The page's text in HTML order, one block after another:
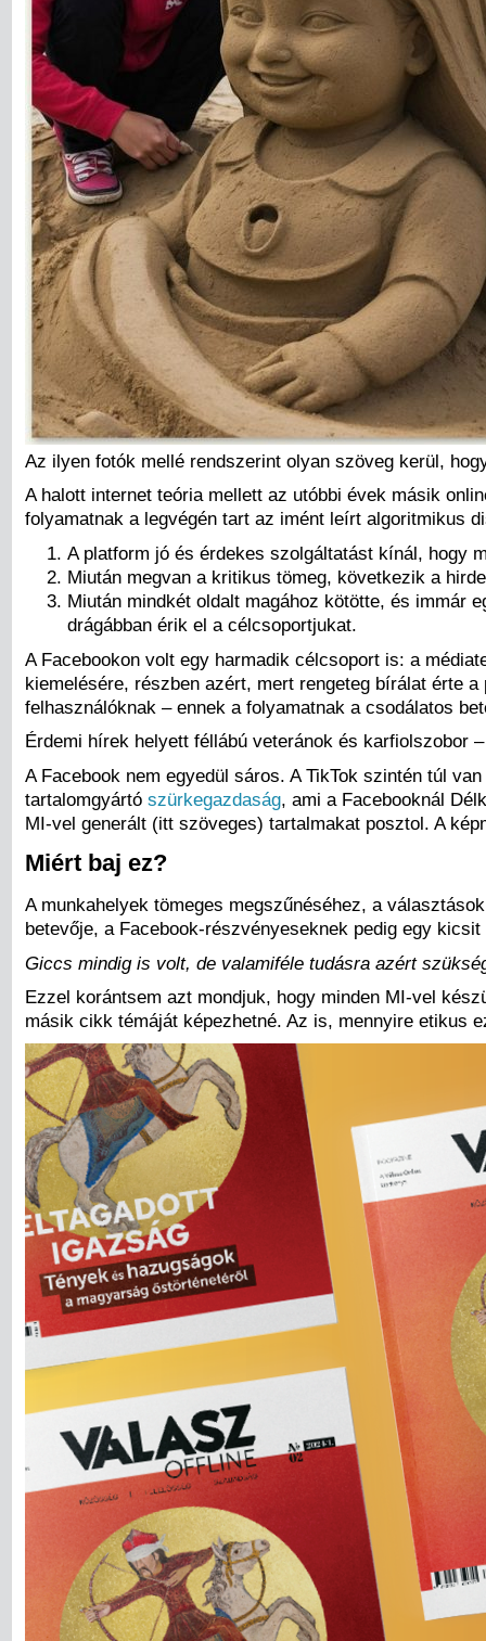
Az ilyen fotók mellé rendszerint olyan szöveg kerül,
A halott internet teória mellett az utóbbi évek másik
folyamatnak a legvégén tart az imént leírt algoritmikus
A platform jó és érdekes szolgáltatást kínál, hogy
Miután megvan a kritikus tömeg, következik a
Miután mindkét oldalt magához kötötte, és immár
drágábban érik el a célcsoportjukat.
A Facebookon volt egy harmadik célcsoport is: a
kiemelésére, részben azért, mert rengeteg bírálat érte
felhasználóknak – ennek a folyamatnak a csodálatos
Érdemi hírek helyett féllábú veteránok és karfiolszobor
A Facebook nem egyedül sáros. A TikTok szintén túl
tartalomgyártó szürkegazdaság, ami a Facebooknál
MI-vel generált (itt szöveges) tartalmakat posztol. A
Miért baj ez?
A munkahelyek tömeges megszűnéséhez, a
betevője, a Facebook-részvényeseknek pedig egy
Giccs mindig is volt, de valamiféle tudásra azért
Ezzel korántsem azt mondjuk, hogy minden MI-vel
másik cikk témáját képezhetné. Az is, mennyire etikus